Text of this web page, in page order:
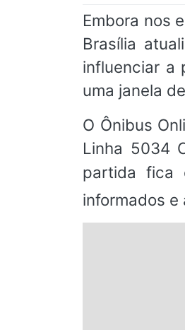
Embora nos
Brasília
influenciar a
uma janela
O Ônibus
Linha 5034
partida fica
informados e